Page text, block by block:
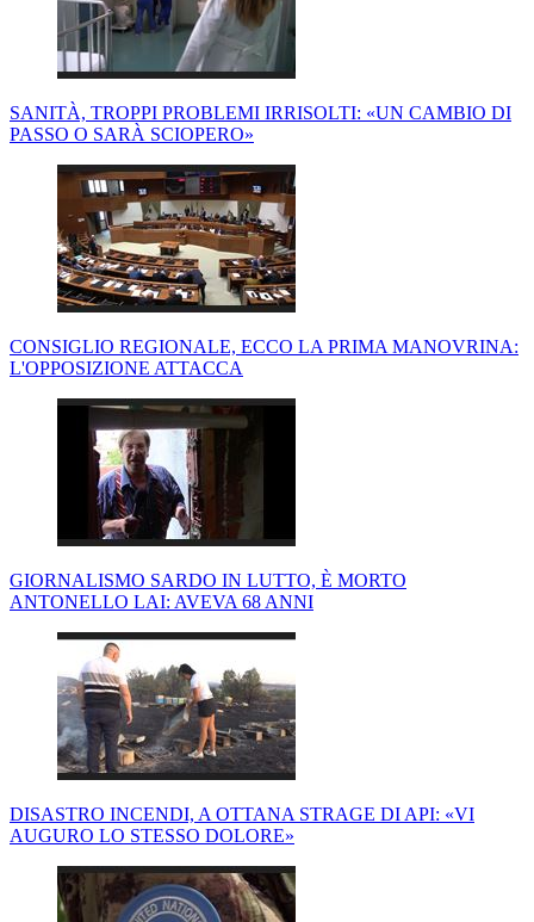
SANITÀ, TROPPI PROBLEMI IRRISOLTI: «UN CAMBIO DI
PASSO O SARÀ SCIOPERO»
CONSIGLIO REGIONALE, ECCO LA PRIMA MANOVRINA:
L'OPPOSIZIONE ATTACCA
GIORNALISMO SARDO IN LUTTO, È MORTO
ANTONELLO LAI: AVEVA 68 ANNI
DISASTRO INCENDI, A OTTANA STRAGE DI API: «VI
AUGURO LO STESSO DOLORE»